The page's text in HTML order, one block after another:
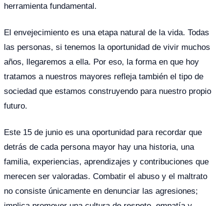
herramienta fundamental.
El envejecimiento es una etapa natural de la vida. Todas
las personas, si tenemos la oportunidad de vivir muchos
años, llegaremos a ella. Por eso, la forma en que hoy
tratamos a nuestros mayores refleja también el tipo de
sociedad que estamos construyendo para nuestro propio
futuro.
Este 15 de junio es una oportunidad para recordar que
detrás de cada persona mayor hay una historia, una
familia, experiencias, aprendizajes y contribuciones que
merecen ser valoradas. Combatir el abuso y el maltrato
no consiste únicamente en denunciar las agresiones;